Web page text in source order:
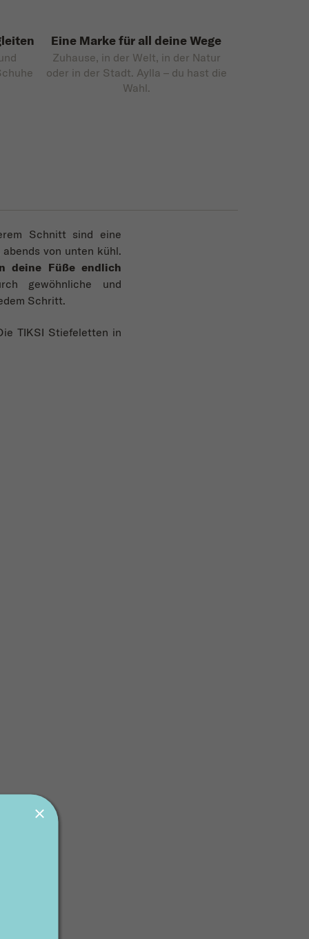
Eine Marke für all deine Wege
Zuhause, in der Welt, in der Natur
oder in der Stadt. Aylla – du hast die
Wahl.
Schnitt sind eine
von unten kühl.
deine Füße endlich
gewöhnliche und
Schritt.
TIKSI Stiefeletten in